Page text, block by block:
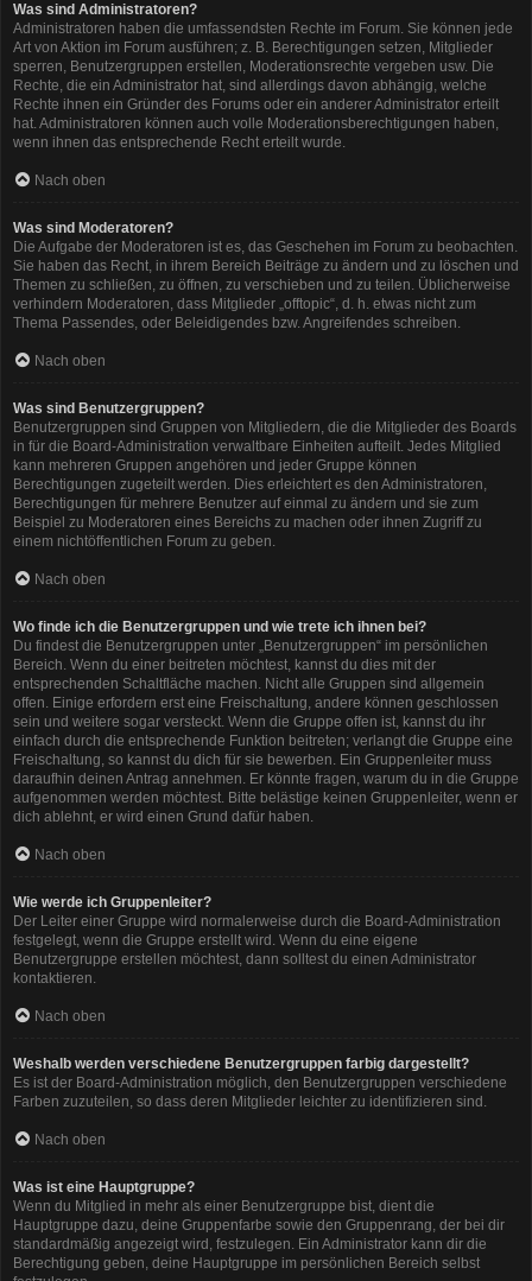
Was sind Administratoren?
Administratoren haben die umfassendsten Rechte im Forum. Sie können jede
Art von Aktion im Forum ausführen; z. B. Berechtigungen setzen, Mitglieder
sperren, Benutzergruppen erstellen, Moderationsrechte vergeben usw. Die
Rechte, die ein Administrator hat, sind allerdings davon abhängig, welche
Rechte ihnen ein Gründer des Forums oder ein anderer Administrator erteilt
hat. Administratoren können auch volle Moderationsberechtigungen haben,
wenn ihnen das entsprechende Recht erteilt wurde.
Nach oben
Was sind Moderatoren?
Die Aufgabe der Moderatoren ist es, das Geschehen im Forum zu beobachten.
Sie haben das Recht, in ihrem Bereich Beiträge zu ändern und zu löschen und
Themen zu schließen, zu öffnen, zu verschieben und zu teilen. Üblicherweise
verhindern Moderatoren, dass Mitglieder „offtopic“, d. h. etwas nicht zum
Thema Passendes, oder Beleidigendes bzw. Angreifendes schreiben.
Nach oben
Was sind Benutzergruppen?
Benutzergruppen sind Gruppen von Mitgliedern, die die Mitglieder des Boards
in für die Board-Administration verwaltbare Einheiten aufteilt. Jedes Mitglied
kann mehreren Gruppen angehören und jeder Gruppe können
Berechtigungen zugeteilt werden. Dies erleichtert es den Administratoren,
Berechtigungen für mehrere Benutzer auf einmal zu ändern und sie zum
Beispiel zu Moderatoren eines Bereichs zu machen oder ihnen Zugriff zu
einem nichtöffentlichen Forum zu geben.
Nach oben
Wo finde ich die Benutzergruppen und wie trete ich ihnen bei?
Du findest die Benutzergruppen unter „Benutzergruppen“ im persönlichen
Bereich. Wenn du einer beitreten möchtest, kannst du dies mit der
entsprechenden Schaltfläche machen. Nicht alle Gruppen sind allgemein
offen. Einige erfordern erst eine Freischaltung, andere können geschlossen
sein und weitere sogar versteckt. Wenn die Gruppe offen ist, kannst du ihr
einfach durch die entsprechende Funktion beitreten; verlangt die Gruppe eine
Freischaltung, so kannst du dich für sie bewerben. Ein Gruppenleiter muss
daraufhin deinen Antrag annehmen. Er könnte fragen, warum du in die Gruppe
aufgenommen werden möchtest. Bitte belästige keinen Gruppenleiter, wenn er
dich ablehnt, er wird einen Grund dafür haben.
Nach oben
Wie werde ich Gruppenleiter?
Der Leiter einer Gruppe wird normalerweise durch die Board-Administration
festgelegt, wenn die Gruppe erstellt wird. Wenn du eine eigene
Benutzergruppe erstellen möchtest, dann solltest du einen Administrator
kontaktieren.
Nach oben
Weshalb werden verschiedene Benutzergruppen farbig dargestellt?
Es ist der Board-Administration möglich, den Benutzergruppen verschiedene
Farben zuzuteilen, so dass deren Mitglieder leichter zu identifizieren sind.
Nach oben
Was ist eine Hauptgruppe?
Wenn du Mitglied in mehr als einer Benutzergruppe bist, dient die
Hauptgruppe dazu, deine Gruppenfarbe sowie den Gruppenrang, der bei dir
standardmäßig angezeigt wird, festzulegen. Ein Administrator kann dir die
Berechtigung geben, deine Hauptgruppe im persönlichen Bereich selbst